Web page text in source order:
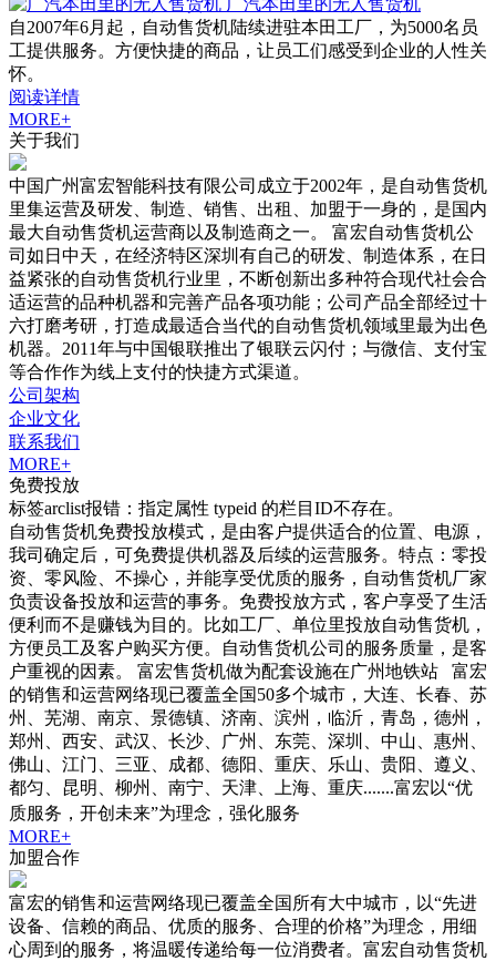
广汽本田里的无人售货机
自2007年6月起，自动售货机陆续进驻本田工厂，为5000名员
工提供服务。方便快捷的商品，让员工们感受到企业的人性关
怀。
阅读详情
MORE+
关于我们
中国广州富宏智能科技有限公司成立于2002年，是自动售货机
里集运营及研发、制造、销售、出租、加盟于一身的，是国内
最大自动售货机运营商以及制造商之一。 富宏自动售货机公
司如日中天，在经济特区深圳有自己的研发、制造体系，在日
益紧张的自动售货机行业里，不断创新出多种符合现代社会合
适运营的品种机器和完善产品各项功能；公司产品全部经过十
六打磨考研，打造成最适合当代的自动售货机领域里最为出色
机器。2011年与中国银联推出了银联云闪付；与微信、支付宝
等合作作为线上支付的快捷方式渠道。
公司架构
企业文化
联系我们
MORE+
免费投放
标签arclist报错：指定属性 typeid 的栏目ID不存在。
自动售货机免费投放模式，是由客户提供适合的位置、电源，
我司确定后，可免费提供机器及后续的运营服务。特点：零投
资、零风险、不操心，并能享受优质的服务，自动售货机厂家
负责设备投放和运营的事务。免费投放方式，客户享受了生活
便利而不是赚钱为目的。比如工厂、单位里投放自动售货机，
方便员工及客户购买方便。自动售货机公司的服务质量，是客
户重视的因素。 富宏售货机做为配套设施在广州地铁站 富宏
的销售和运营网络现已覆盖全国50多个城市，大连、长春、苏
州、芜湖、南京、景德镇、济南、滨州，临沂，青岛，德州，
郑州、西安、武汉、长沙、广州、东莞、深圳、中山、惠州、
佛山、江门、三亚、成都、德阳、重庆、乐山、贵阳、遵义、
都匀、昆明、柳州、南宁、天津、上海、重庆.......富宏以“优
质服务，开创未来”为理念，强化服务
MORE+
加盟合作
富宏的销售和运营网络现已覆盖全国所有大中城市，以“先进
设备、信赖的商品、优质的服务、合理的价格”为理念，用细
心周到的服务，将温暖传递给每一位消费者。富宏自动售货机